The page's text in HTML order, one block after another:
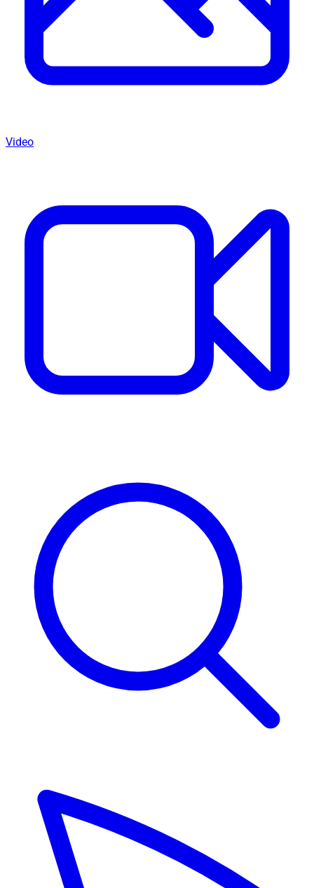
Video